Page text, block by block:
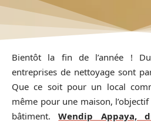
Bientôt la fin de l’année !
entreprises de nettoyage sont
Que ce soit pour un local
même pour une maison,
bâtiment.Wendip Appaya,